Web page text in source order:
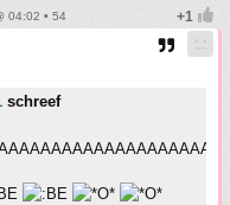
04:02 • 54
schreef